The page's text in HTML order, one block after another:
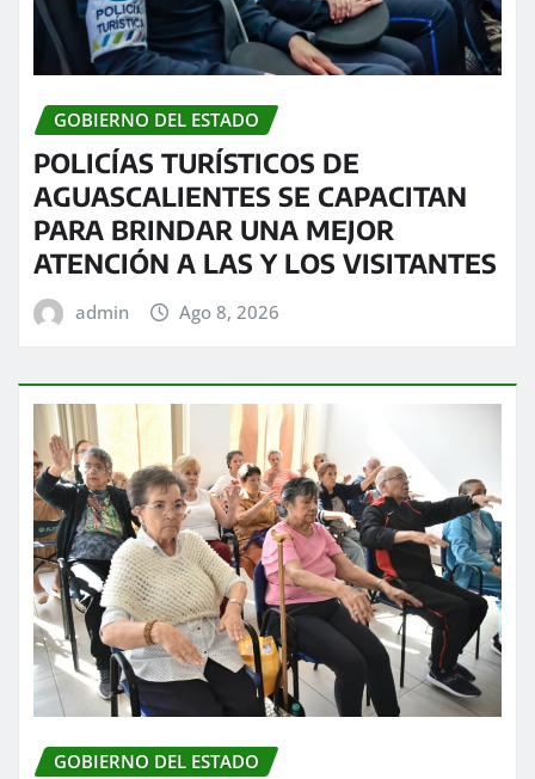
GOBIERNO DEL ESTADO
POLICÍAS TURÍSTICOS DE
AGUASCALIENTES SE CAPACITAN
PARA BRINDAR UNA MEJOR
ATENCIÓN A LAS Y LOS VISITANTES
admin Ago 8, 2026
GOBIERNO DEL ESTADO